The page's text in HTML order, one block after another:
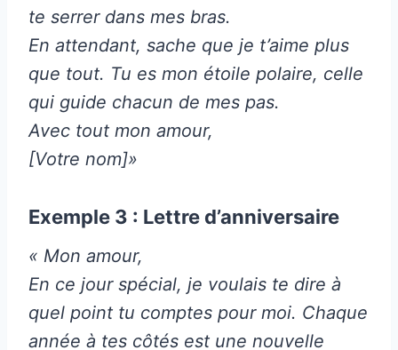
te serrer dans mes bras.
En attendant, sache que je t’aime plus
que tout. Tu es mon étoile polaire, celle
qui guide chacun de mes pas.
Avec tout mon amour,
[Votre nom]»
Exemple 3 : Lettre d’anniversaire
« Mon amour,
En ce jour spécial, je voulais te dire à
quel point tu comptes pour moi. Chaque
année à tes côtés est une nouvelle